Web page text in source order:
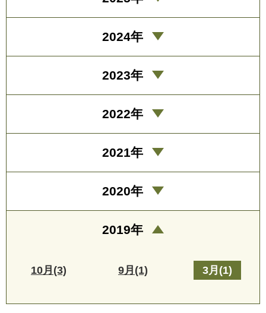
2024年
2023年
2022年
2021年
2020年
2019年
10月(3) 9月(1) 3月(1)